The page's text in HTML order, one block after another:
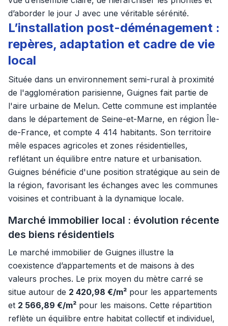
d’aborder le jour J avec une véritable sérénité.
L’installation post-déménagement :
repères, adaptation et cadre de vie
local
Située dans un environnement semi-rural à proximité
de l'agglomération parisienne, Guignes fait partie de
l'aire urbaine de Melun. Cette commune est implantée
dans le département de Seine-et-Marne, en région Île-
de-France, et compte 4 414 habitants. Son territoire
mêle espaces agricoles et zones résidentielles,
reflétant un équilibre entre nature et urbanisation.
Guignes bénéficie d'une position stratégique au sein de
la région, favorisant les échanges avec les communes
voisines et contribuant à la dynamique locale.
Marché immobilier local : évolution récente
des biens résidentiels
Le marché immobilier de Guignes illustre la
coexistence d’appartements et de maisons à des
valeurs proches. Le prix moyen du mètre carré se
situe autour de 2 420,98 €/m² pour les appartements
et 2 566,89 €/m² pour les maisons. Cette répartition
reflète un équilibre entre habitat collectif et individuel,